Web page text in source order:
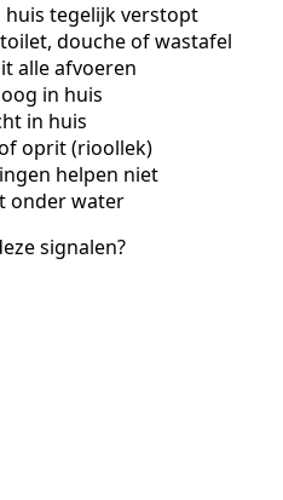
tegelijk verstopt
douche of wastafel
alle afvoeren
in huis
in huis
oprit (rioollek)
helpen niet
onder water
signalen?